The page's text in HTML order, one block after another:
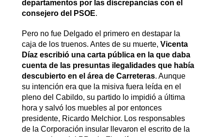
departamentos por las discrepancias con el
consejero del PSOE.
Pero no fue Delgado el primero en destapar la
caja de los truenos. Antes de su muerte, Vicenta
Díaz escribió una carta pública en la que daba
cuenta de las presuntas ilegalidades que había
descubierto en el área de Carreteras. Aunque
su intención era que la misiva fuera leída en el
pleno del Cabildo, su partido lo impidió a última
hora y salvó los muebles al por entonces
presidente, Ricardo Melchior. Los responsables
de la Corporación insular llevaron el escrito de la